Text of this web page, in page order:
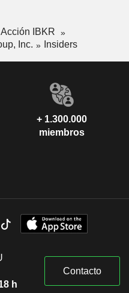
Acción IBKR
Inc.
Insiders
+ 1.300.000
miembros
h
Contacto